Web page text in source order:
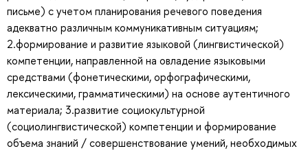
письме) с учетом планирования речевого поведения
адекватно различным коммуникативным ситуациям;
2.формирование и развитие языковой (лингвистической)
компетенции, направленной на овладение языковыми
средствами (фонетическими, орфографическими,
лексическими, грамматическими) на основе аутентичного
материала; 3.развитие социокультурной
(социолингвистической) компетенции и формирование
объема знаний / совершенствование умений, необходимых